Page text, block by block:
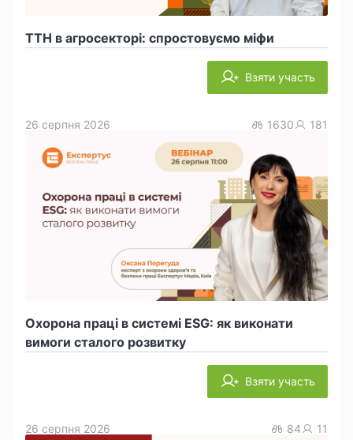
ТТН в агросекторі: спростовуємо міфи
Взяти участь
Охорона праці в системі ESG: як виконати
вимоги сталого розвитку
26 серпня 2026 1630 181
Взяти участь
26 серпня 2026 84 11